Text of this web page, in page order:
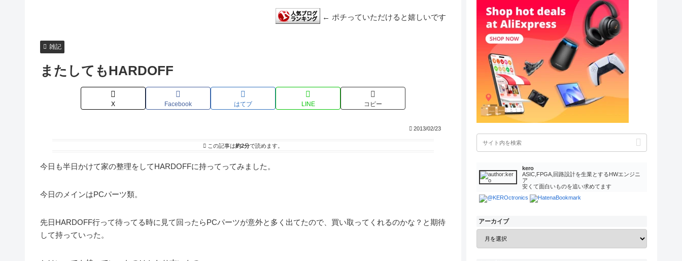
← ポチっていただけると嬉しいです
雑記
またしてもHARDOFF
X Facebook はてブ LINE コピー
2013/02/23
この記事は約2分で読めます。
今日も半日かけて家の整理をしてHARDOFFに持ってってみました。
今日のメインはPCパーツ類。
先日HARDOFF行って待ってる時に見て回ったらPCパーツが意外と多く出てたので、買い取ってくれるのかな？と期待
して持っていった。
kero
ASIC,FPGA,回路設計を生業とするHWエンジニ
ア
安くて面白いものを追い求めてます
アーカイブ